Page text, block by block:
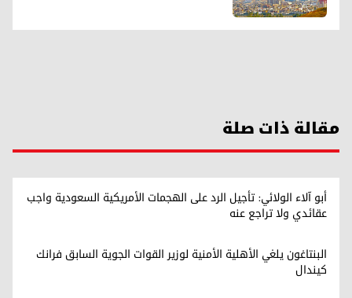
مقالة ذات صلة
أبو آلاء الولائي: تأجيل الرد على الهجمات الأمريكية السعودية واجب
عقائدي ولا تراجع عنه
البنتاغون يلغي الأهلية الأمنية لوزير القوات الجوية السابق فرانك
كيندال